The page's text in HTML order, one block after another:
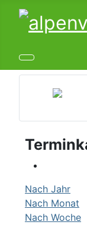
Nach Jahr
Nach Monat
Nach Woche